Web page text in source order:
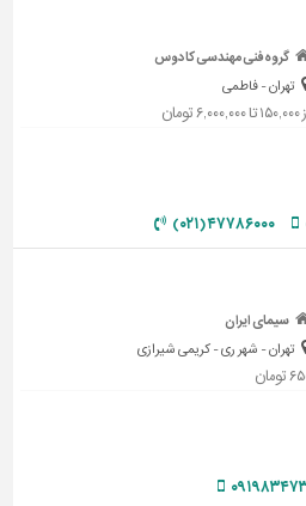
گروه فنی مهندسی کادوس
تهران - فاطمی
تومان
۴۷۷۸۶۰۰۰ (۰۲۱)
سیمای ایران
تهران - شهر ری - کریمی شیرازی
تومان